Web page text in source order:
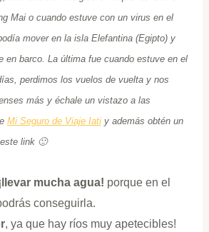
Mai o cuando estuve con un virus en el
mover en la isla Elefantina (Egipto) y
en barco. La última fue cuando estuve en el
perdimos los vuelos de vuelta y nos
más y échale un vistazo a las
Mi Seguro de Viaje Iatiy además obtén un
link 🙂
mucha agua! porque en el
conseguirla.
, ya que hay ríos muy apetecibles!